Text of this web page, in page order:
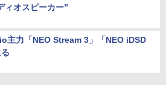
ィオスピーカー”
主力「NEO Stream 3」「NEO iDSD